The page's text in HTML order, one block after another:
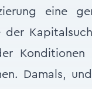
eine
Konditionen
Damals,